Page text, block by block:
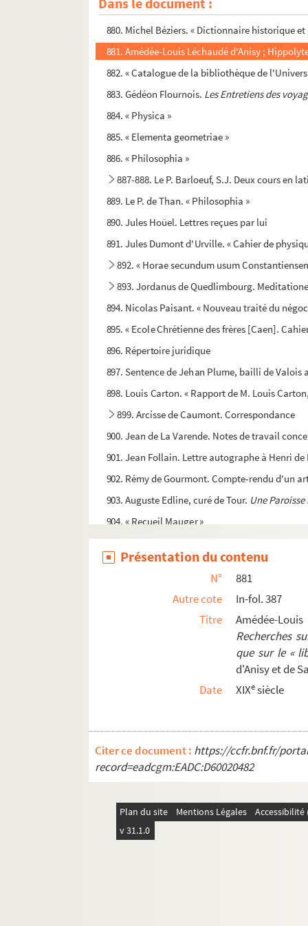
879. Dom Charles-Antoine Blanchard, O. S.
880. Michel Béziers. « Dictionnaire historique
881. Amédée-Louis Léchaudé d'Anisy ;
882. « Catalogue de la bibliothèque de
883. Gédéon Flournois. Les Entretiens des
884. « Physica »
885. « Elementa geometriae »
886. « Philosophia »
887-888. Le P. Barloeuf, S.J. Deux cours en
889. Le P. de Than. « Philosophia »
890. Jules Hoüel. Lettres reçues par lui
891. Jules Dumont d'Urville. « Cahier de
892. « Horae secundum usum
893. Jordanus de Quedlimbourg.
894. Nicolas Paisant. « Nouveau traité du
895. « Ecole Chrétienne des frères [Caen].
896. Répertoire juridique
897. Sentence de Jehan Plume, bailli de
898. Louis Carton. « Rapport de M. Louis
899. Arcisse de Caumont. Correspondance
900. Jean de La Varende. Notes de travail
901. Jean Follain. Lettre autographe à Henri
902. Rémy de Gourmont. Compte-rendu d'un
903. Auguste Edline, curé de Tour. Une
904. « Recueil Mauger »
905. L'abbé Dubois. « Recueil de poésies »
906. Dom Blanchard. « Histoire de l'Abbaye
907. Paul D. Bernier. « Un Baconien
908. Le docteur Panel. « Enkouduko al
909. Etudes vétérinaires
910. « Reflexions critiques sur les arguments
912. Le R.P. Pougheol. Sermons prêchés à
914. Catherine de Sienne. Lettres
915. Joseph von Hammer-Purgstall. Lettres
916. Auguste de Blangy. Documents
918. Etudes vétérinaires
919. Procès-verbaux de l'assemblée du
Présentation du contenu
N°
881
Autre cote
In-fol. 387
Titre
Amédée-
Recherches
que sur le «
d'Anisy et de
Date
XIXesiècle
Citer ce document : https://ccfr.bnf.fr/
record=eadcgm:EADC:D60020482
Plan du site Mentions Légales
v 31.1.0